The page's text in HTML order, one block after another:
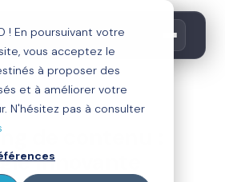
! En poursuivant votre
vous acceptez le
à proposer des
et à améliorer votre
N'hésitez pas à consulter
de contenu :
innovante